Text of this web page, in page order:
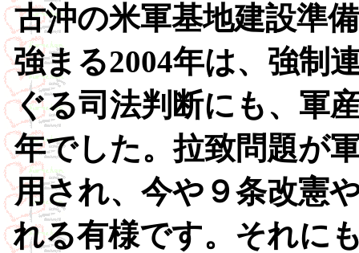
古沖の米軍基地建設準
強まる2004年は、強制
ぐる司法判断にも、軍
年でした。拉致問題が
用され、今や９条改憲
れる有様です。それに